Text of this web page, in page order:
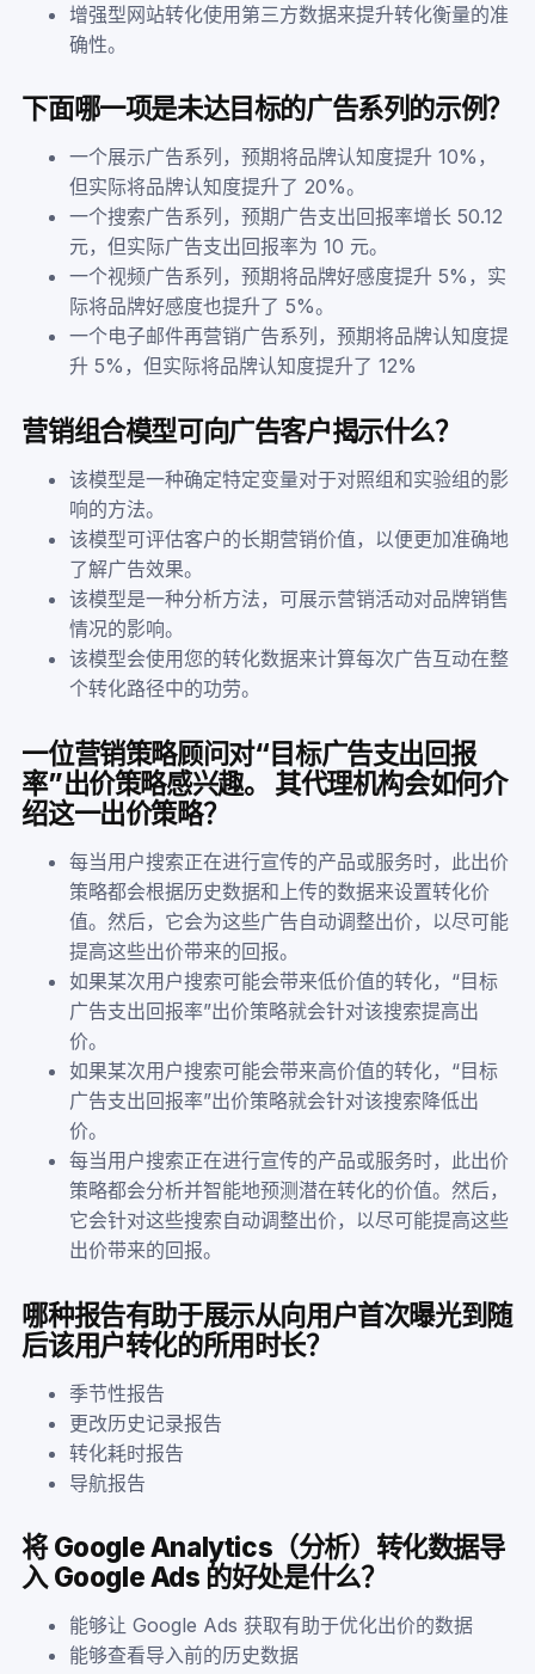
增强型网站转化使用第三方数据来提升转化衡量的准
确性。
下面哪一项是未达目标的广告系列的示例？
一个展示广告系列，预期将品牌认知度提升 10%，
但实际将品牌认知度提升了 20%。
一个搜索广告系列，预期广告支出回报率增长 50.12
元，但实际广告支出回报率为 10 元。
一个视频广告系列，预期将品牌好感度提升 5%，实
际将品牌好感度也提升了 5%。
一个电子邮件再营销广告系列，预期将品牌认知度提
升 5%，但实际将品牌认知度提升了 12%
营销组合模型可向广告客户揭示什么？
该模型是一种确定特定变量对于对照组和实验组的影
响的方法。
该模型可评估客户的长期营销价值，以便更加准确地
了解广告效果。
该模型是一种分析方法，可展示营销活动对品牌销售
情况的影响。
该模型会使用您的转化数据来计算每次广告互动在整
个转化路径中的功劳。
一位营销策略顾问对“目标广告支出回报
率”出价策略感兴趣。 其代理机构会如何介
绍这一出价策略？
每当用户搜索正在进行宣传的产品或服务时，此出价
策略都会根据历史数据和上传的数据来设置转化价
值。然后，它会为这些广告自动调整出价，以尽可能
提高这些出价带来的回报。
如果某次用户搜索可能会带来低价值的转化，“目标
广告支出回报率”出价策略就会针对该搜索提高出
价。
如果某次用户搜索可能会带来高价值的转化，“目标
广告支出回报率”出价策略就会针对该搜索降低出
价。
每当用户搜索正在进行宣传的产品或服务时，此出价
策略都会分析并智能地预测潜在转化的价值。然后，
它会针对这些搜索自动调整出价，以尽可能提高这些
出价带来的回报。
哪种报告有助于展示从向用户首次曝光到随
后该用户转化的所用时长？
季节性报告
更改历史记录报告
转化耗时报告
导航报告
将 Google Analytics（分析）转化数据导
入 Google Ads 的好处是什么？
能够让 Google Ads 获取有助于优化出价的数据
能够查看导入前的历史数据